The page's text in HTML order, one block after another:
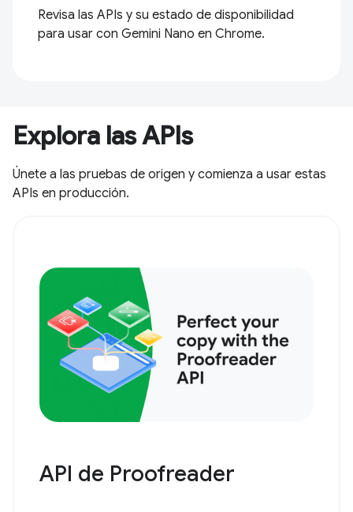
Revisa las APIs y su estado de disponibilidad
para usar con Gemini Nano en Chrome.
Explora las APIs
Únete a las pruebas de origen y comienza a usar estas
APIs en producción.
API de Proofreader